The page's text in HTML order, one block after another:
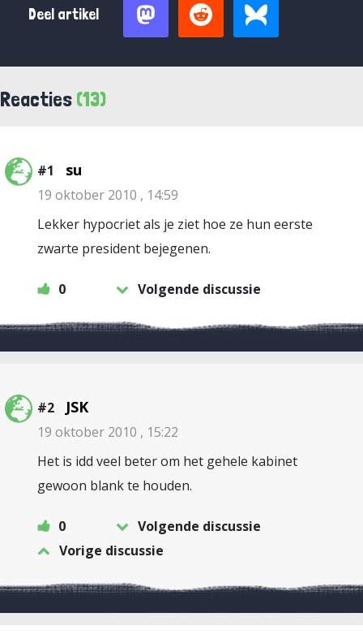
Deel artikel
Reacties (13)
#1 su
19 oktober 2010 , 14:59
Lekker hypocriet als je ziet hoe ze hun eerste
zwarte president bejegenen.
0 Volgende discussie
#2 JSK
19 oktober 2010 , 15:22
Het is idd veel beter om het gehele kabinet
gewoon blank te houden.
0
Volgende discussie
Vorige discussie